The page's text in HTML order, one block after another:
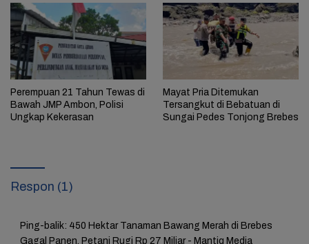
Perempuan 21 Tahun Tewas di
Bawah JMP Ambon, Polisi
Ungkap Kekerasan
Mayat Pria Ditemukan
Tersangkut di Bebatuan di
Sungai Pedes Tonjong Brebes
Respon (1)
Ping-balik: 450 Hektar Tanaman Bawang Merah di Brebes
Gagal Panen, Petani Rugi Rp 27 Miliar - Mantiq Media